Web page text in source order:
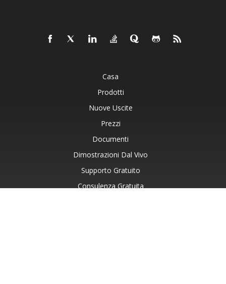
Casa
Prodotti
Nuove Uscite
Prezzi
Documenti
Dimostrazioni Dal Vivo
Supporto Gratuito
Consulenza Gratuita